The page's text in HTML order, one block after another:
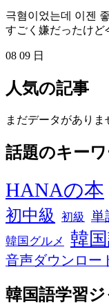
극혐이었는데 이젠
すごく嫌だったけど
08 09 日
人気の記事
まだデータがありま
話題のキー
HANAの本
初中級
初級 単
韓国グルメ 韓
音声ダウンロー
韓国語学習